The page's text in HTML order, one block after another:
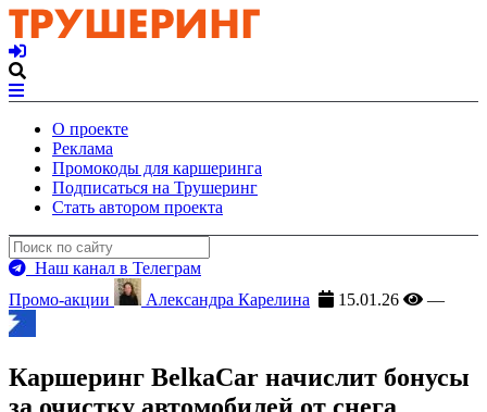
О проекте
Реклама
Промокоды для каршеринга
Подписаться на Трушеринг
Стать автором проекта
Наш канал в Телеграм
Промо-акции
Александра Карелина 15.01.26 —
Каршеринг BelkaCar начислит бонусы